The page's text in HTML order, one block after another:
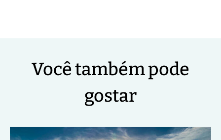
Você também pode
gostar